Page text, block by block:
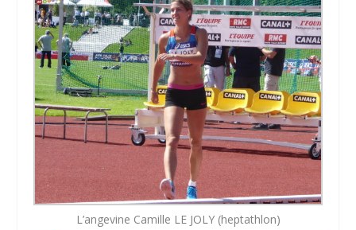
L’angevine Camille LE JOLY (heptathlon)